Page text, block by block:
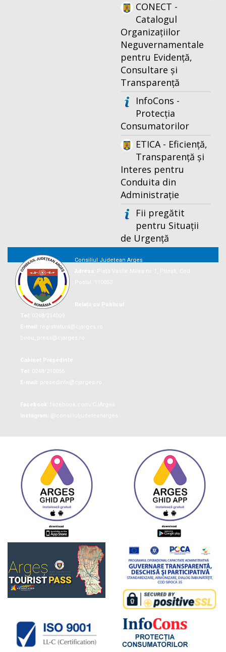
CONECT -
Catalogul
Organizațiilor
Neguvernamentale
pentru Evidență,
Consultare și
Transparență
InfoCons -
Protecția
Consumatorilor
ETICA - Eficiență,
Transparență și
Interes pentru
Conduita din
Administrație
Fii pregătit
pentru Situații
de Urgență
Consiliul Județean Argeș